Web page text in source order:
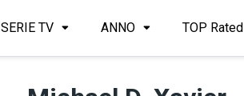
SERIE TV ANNO TOP Rated